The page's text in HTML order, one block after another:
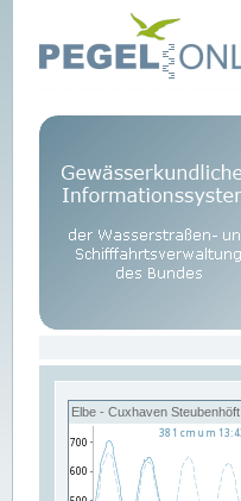
Elbe - Cuxhaven Steubenhöft